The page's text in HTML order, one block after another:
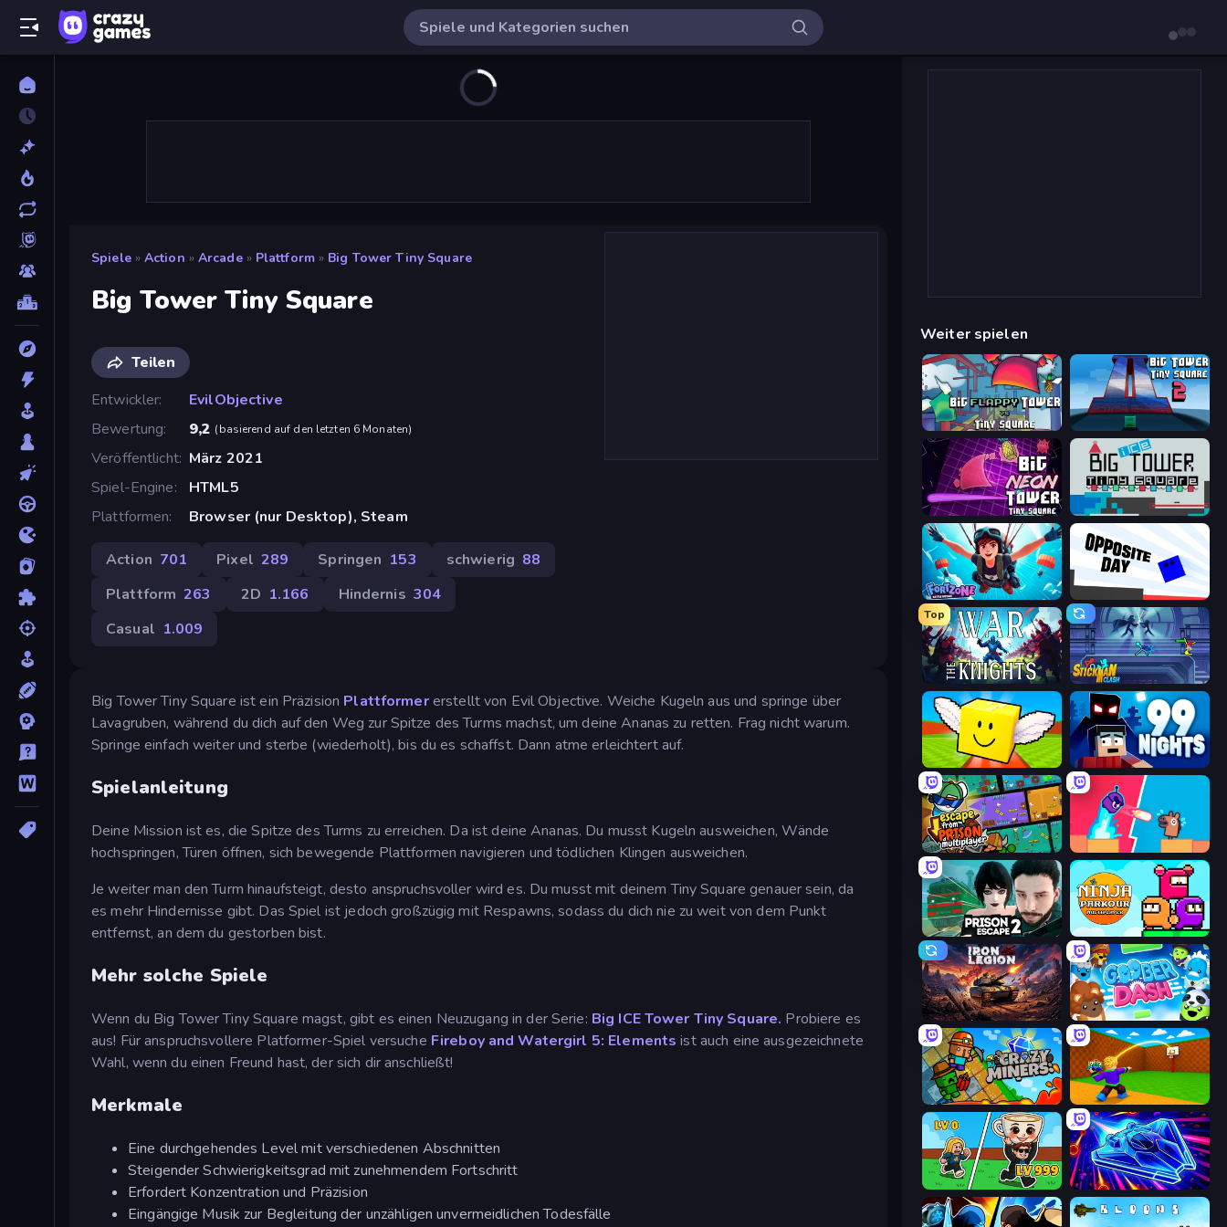
Spiele » Action » Arcade » Plattform » Big Tower Tiny Square
Big Tower Tiny Square
Teilen
Entwickler
EvilObjective
Bewertung
9,2 (basierend auf den letzten 6 Monaten)
Veröffentlicht März 2021
Spiel-Engine
HTML5
Plattformen
Browser (nur Desktop), Steam
Action 701 Pixel 289 Springen 153 schwierig 88
Plattform 263 2D 1.166 Hindernis 304
Casual 1.009
Big Tower Tiny Square ist ein Präzision Plattformererstellt von Evil Objective. Weiche Kugeln aus und springe über
Lavagruben, während du dich auf den Weg zur Spitze des Turms machst, um deine Ananas zu retten. Frag nicht warum.
Springe einfach weiter und sterbe (wiederholt), bis du es schaffst. Dann atme erleichtert auf.
Spielanleitung
Deine Mission ist es, die Spitze des Turms zu erreichen. Da ist deine Ananas. Du musst Kugeln ausweichen, Wände
hochspringen, Türen öffnen, sich bewegende Plattformen navigieren und tödlichen Klingen ausweichen.
Je weiter man den Turm hinaufsteigt, desto anspruchsvoller wird es. Du musst mit deinem Tiny Square genauer sein, da
es mehr Hindernisse gibt. Das Spiel ist jedoch großzügig mit Respawns, sodass du dich nie zu weit von dem Punkt
entfernst, an dem du gestorben bist.
Mehr solche Spiele
Wenn du Big Tower Tiny Square magst, gibt es einen Neuzugang in der Serie: Big ICE Tower Tiny Square. Probiere es
aus! Für anspruchsvollere Platformer-Spiel versuche Fireboy and Watergirl 5: Elements ist auch eine ausgezeichnete
Wahl, wenn du einen Freund hast, der sich dir anschließt!
Merkmale
Eine durchgehendes Level mit verschiedenen Abschnitten
Steigender Schwierigkeitsgrad mit zunehmendem Fortschritt
Erfordert Konzentration und Präzision
Eingängige Musik zur Begleitung der unzähligen unvermeidlichen Todesfälle
Weiter spielen
Big FLAPPY Tower Tiny Square Big Tower Tiny Square 2
Big NEON Tower Tiny Square Big ICE Tower Tiny Square
Fortzone Battle Royale Opposite Day
Top
War the Knights Stickman Clash
Lucky Brainrot Blocks Online 99 Nights (Bloxd.io)
Escape From Prison Multiplayer Boom Slingers ReBoom
Prison Escape 2 Ninja Parkour Multiplayer
Iron Legion Goober Dash
Crazy Miners Throw a Lucky Block
Brainrot Arena Online Stellar Swarm